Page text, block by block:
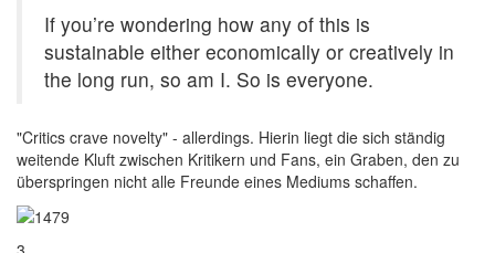
If you’re wondering how any of this is
sustainable either economically or creatively in
the long run, so am I. So is everyone.
"Critics crave novelty" - allerdings. Hierin liegt die sich ständig
weitende Kluft zwischen Kritikern und Fans, ein Graben, den zu
überspringen nicht alle Freunde eines Mediums schaffen.